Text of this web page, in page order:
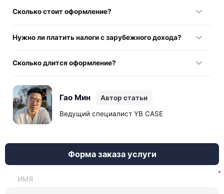
финансовая состоятельность заявителя.
Сколько стоит оформление?
а общие расходы — примерно 1 800–3 000 USD.
Нужно ли платить налоги с зарубежного дохода?
по территориальному принципу.
Сколько длится оформление?
полного пакета должным образом оформленных
документов.
Гао Мин
Автор статьи
Ведущий специалист YB CASE
Форма заказа услуги
ИМЯ